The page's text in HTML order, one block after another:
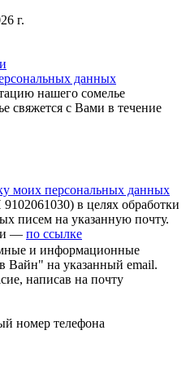
г.
данных
нашего сомелье
свяжется с Вами в течение
моих персональных данных
в целях обработки
писем на указанную почту.
— по ссылке
и информационные
на указанный email.
написав на почту
номер телефона